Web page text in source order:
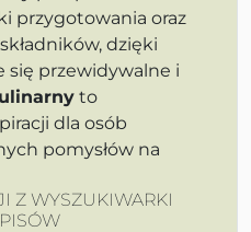
przygotowania oraz
dzięki
się przewidywalne i
to
dla osób
pomysłów na
Z WYSZUKIWARKI